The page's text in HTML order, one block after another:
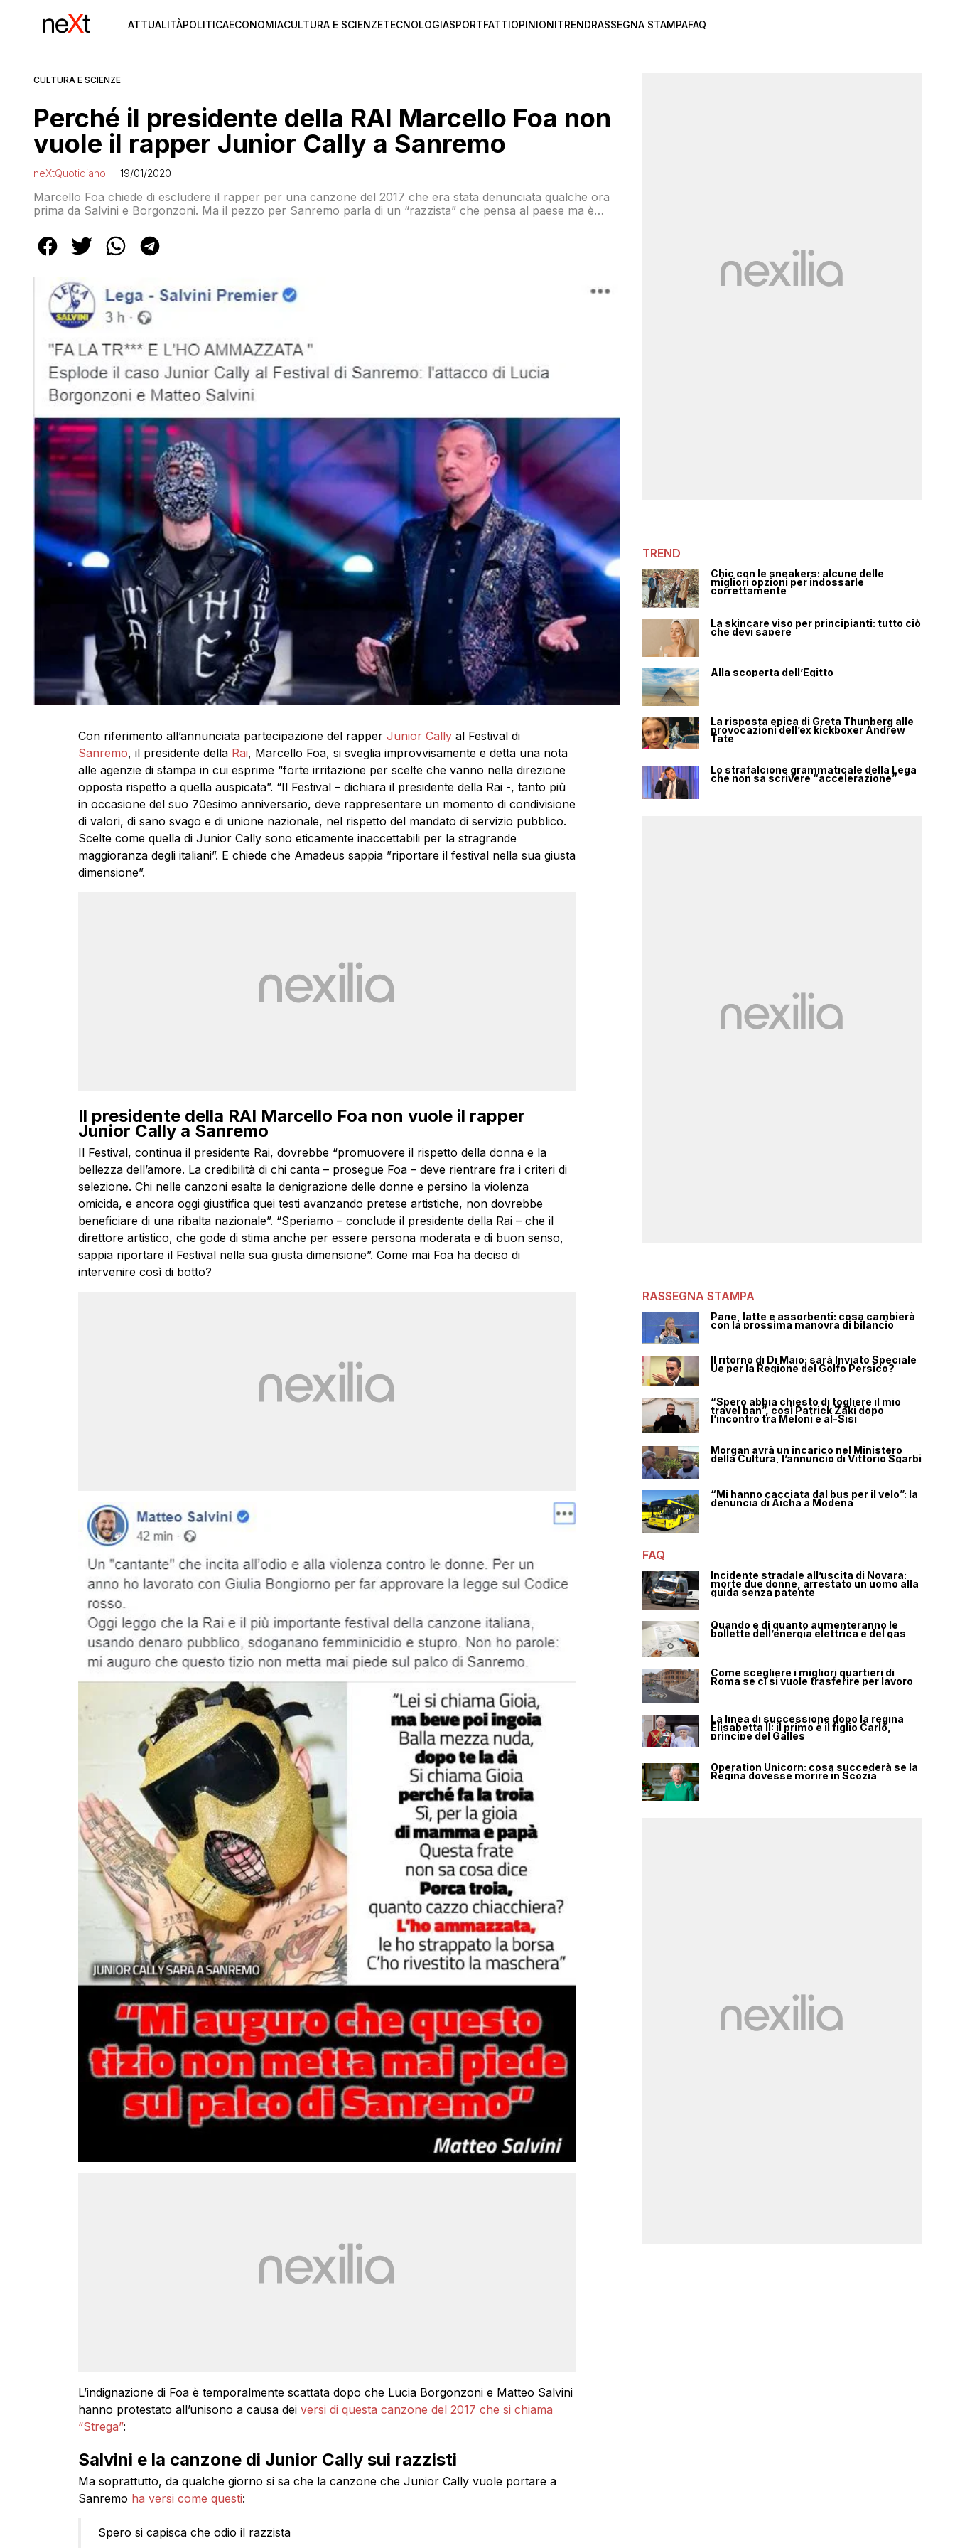
ATTUALITÀPOLITICAECONOMIACULTURA E SCIENZETECNOLOGIASPORTFATTIOPINIONITRENDRASSEGNA STAMPAFAQ
CULTURA E SCIENZE
Perché il presidente della RAI Marcello Foa non
vuole il rapper Junior Cally a Sanremo
neXtQuotidiano 19/01/2020
Marcello Foa chiede di escludere il rapper per una canzone del 2017 che era stata denunciata qualche ora
prima da Salvini e Borgonzoni. Ma il pezzo per Sanremo parla di un “razzista” che pensa al paese ma è
Con riferimento all’annunciata partecipazione del rapper Junior Callyal Festival di
Sanremo, il presidente della Rai, Marcello Foa, si sveglia improvvisamente e detta una nota
alle agenzie di stampa in cui esprime “forte irritazione per scelte che vanno nella direzione
opposta rispetto a quella auspicata”. “Il Festival – dichiara il presidente della Rai -, tanto più
in occasione del suo 70esimo anniversario, deve rappresentare un momento di condivisione
di valori, di sano svago e di unione nazionale, nel rispetto del mandato di servizio pubblico.
Scelte come quella di Junior Cally sono eticamente inaccettabili per la stragrande
maggioranza degli italiani”. E chiede che Amadeus sappia ”riportare il festival nella sua giusta
dimensione”.
Il presidente della RAI Marcello Foa non vuole il rapper
Junior Cally a Sanremo
Il Festival, continua il presidente Rai, dovrebbe “promuovere il rispetto della donna e la
bellezza dell’amore. La credibilità di chi canta – prosegue Foa – deve rientrare fra i criteri di
selezione. Chi nelle canzoni esalta la denigrazione delle donne e persino la violenza
omicida, e ancora oggi giustifica quei testi avanzando pretese artistiche, non dovrebbe
beneficiare di una ribalta nazionale”. “Speriamo – conclude il presidente della Rai – che il
direttore artistico, che gode di stima anche per essere persona moderata e di buon senso,
sappia riportare il Festival nella sua giusta dimensione”. Come mai Foa ha deciso di
intervenire così di botto?
L’indignazione di Foa è temporalmente scattata dopo che Lucia Borgonzoni e Matteo Salvini
hanno protestato all’unisono a causa dei versi di questa canzone del 2017 che si chiama
“Strega”:
Salvini e la canzone di Junior Cally sui razzisti
Ma soprattutto, da qualche giorno si sa che la canzone che Junior Cally vuole portare a
Sanremo ha versi come questi:
Spero si capisca che odio il razzista
TREND
Chic con le sneakers: alcune delle
migliori opzioni per indossarle
correttamente
La skincare viso per principianti: tutto ciò
che devi sapere
Alla scoperta dell’Egitto
La risposta epica di Greta Thunberg alle
provocazioni dell’ex kickboxer Andrew
Tate
Lo strafalcione grammaticale della Lega
che non sa scrivere “accelerazione”
RASSEGNA STAMPA
Pane, latte e assorbenti: cosa cambierà
con la prossima manovra di bilancio
Il ritorno di Di Maio: sarà Inviato Speciale
Ue per la Regione del Golfo Persico?
“Spero abbia chiesto di togliere il mio
travel ban”, così Patrick Zaki dopo
l’incontro tra Meloni e al-Sisi
Morgan avrà un incarico nel Ministero
della Cultura, l’annuncio di Vittorio Sgarbi
“Mi hanno cacciata dal bus per il velo”: la
denuncia di Aicha a Modena
FAQ
Incidente stradale all’uscita di Novara:
morte due donne, arrestato un uomo alla
guida senza patente
Quando e di quanto aumenteranno le
bollette dell’energia elettrica e del gas
Come scegliere i migliori quartieri di
Roma se ci si vuole trasferire per lavoro
La linea di successione dopo la regina
Elisabetta II: il primo è il figlio Carlo,
principe del Galles
Operation Unicorn: cosa succederà se la
Regina dovesse morire in Scozia